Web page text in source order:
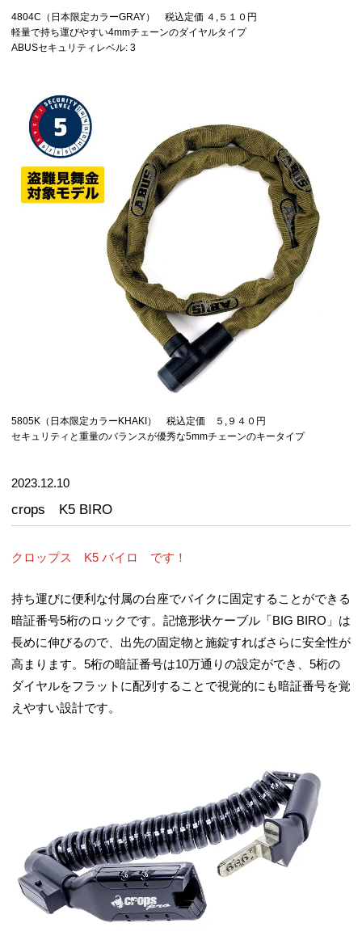
4804C（日本限定カラーGRAY） 税込定価 ４,５１０円
軽量で持ち運びやすい4mmチェーンのダイヤルタイプ
ABUSセキュリティレベル: 3
5805K（日本限定カラーKHAKI） 税込定価 ５,９４０円
セキュリティと重量のバランスが優秀な5mmチェーンのキータイプ
2023.12.10
crops K5 BIRO
クロップス K5 バイロ です！
持ち運びに便利な付属の台座でバイクに固定することができる
暗証番号5桁のロックです。記憶形状ケーブル「BIG BIRO」は
長めに伸びるので、出先の固定物と施錠すればさらに安全性が
高まります。5桁の暗証番号は10万通りの設定ができ、5桁の
ダイヤルをフラットに配列することで視覚的にも暗証番号を覚
えやすい設計です。